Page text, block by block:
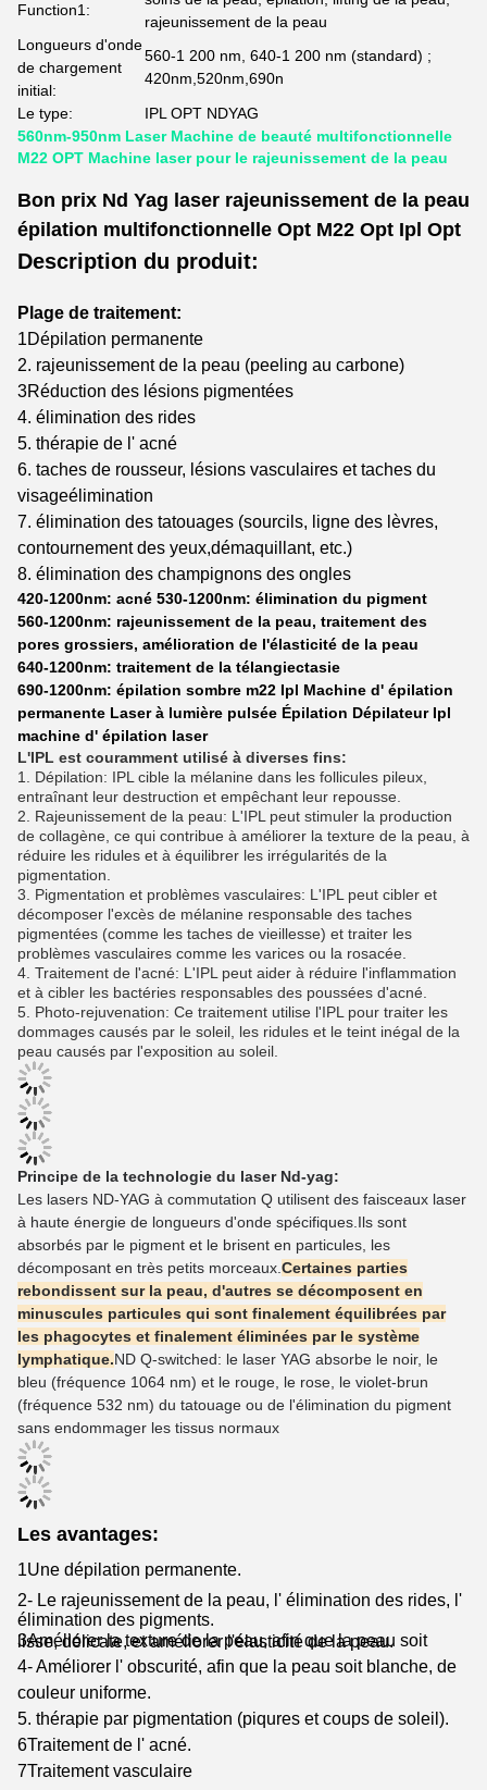
Function1:
rajeunissement de la peau
Longueurs d'onde
de chargement
initial:
560-1 200 nm, 640-1 200 nm (standard) ;
420nm,520nm,690n
Le type:
IPL OPT NDYAG
560nm-950nm Laser Machine de beauté multifonctionnelle
M22 OPT Machine laser pour le rajeunissement de la peau
Bon prix Nd Yag laser rajeunissement de la peau
épilation multifonctionnelle Opt M22 Opt Ipl Opt
Description du produit:
Plage de traitement:
1Dépilation permanente
2. rajeunissement de la peau (peeling au carbone)
3Réduction des lésions pigmentées
4. élimination des rides
5. thérapie de l' acné
6. taches de rousseur, lésions vasculaires et taches du
visageélimination
7. élimination des tatouages (sourcils, ligne des lèvres,
contournement des yeux,démaquillant, etc.)
8. élimination des champignons des ongles
420-1200nm: acné 530-1200nm: élimination du pigment
560-1200nm: rajeunissement de la peau, traitement des
pores grossiers, amélioration de l'élasticité de la peau
640-1200nm: traitement de la télangiectasie
690-1200nm: épilation sombre m22 Ipl Machine d' épilation
permanente Laser à lumière pulsée Épilation Dépilateur Ipl
machine d' épilation laser
L'IPL est couramment utilisé à diverses fins:
1. Dépilation: IPL cible la mélanine dans les follicules pileux,
entraînant leur destruction et empêchant leur repousse.
2. Rajeunissement de la peau: L'IPL peut stimuler la production
de collagène, ce qui contribue à améliorer la texture de la peau, à
réduire les ridules et à équilibrer les irrégularités de la
pigmentation.
3. Pigmentation et problèmes vasculaires: L'IPL peut cibler et
décomposer l'excès de mélanine responsable des taches
pigmentées (comme les taches de vieillesse) et traiter les
problèmes vasculaires comme les varices ou la rosacée.
4. Traitement de l'acné: L'IPL peut aider à réduire l'inflammation
et à cibler les bactéries responsables des poussées d'acné.
5. Photo-rejuvenation: Ce traitement utilise l'IPL pour traiter les
dommages causés par le soleil, les ridules et le teint inégal de la
peau causés par l'exposition au soleil.
Principe de la technologie du laser Nd-yag:
Les lasers ND-YAG à commutation Q utilisent des faisceaux laser
à haute énergie de longueurs d'onde spécifiques. Ils sont
absorbés par le pigment et le brisent en particules, les
décomposant en très petits morceaux. Certaines parties
rebondissent sur la peau, d'autres se décomposent en
minuscules particules qui sont finalement équilibrées par
les phagocytes et finalement éliminées par le système
lymphatique.ND Q-switched: le laser YAG absorbe le noir, le
bleu (fréquence 1064 nm) et le rouge, le rose, le violet-brun
(fréquence 532 nm) du tatouage ou de l'élimination du pigment
sans endommager les tissus normaux
Les avantages:
1Une dépilation permanente.
2- Le rajeunissement de la peau, l' élimination des rides, l'
élimination des pigments.
3Améliorer la texture de la peau, afin que la peau soit lisse, délicate, et améliorer l'élasticité de la peau.
4- Améliorer l' obscurité, afin que la peau soit blanche, de
couleur uniforme.
5. thérapie par pigmentation (piqures et coups de soleil).
6Traitement de l' acné.
7Traitement vasculaire